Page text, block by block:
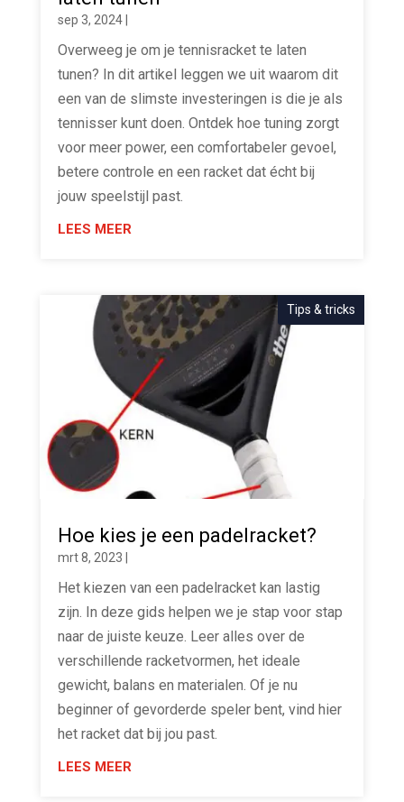
sep 3, 2024|
Overweeg je om je tennisracket te laten
tunen? In dit artikel leggen we uit waarom dit
een van de slimste investeringen is die je als
tennisser kunt doen. Ontdek hoe tuning zorgt
voor meer power, een comfortabeler gevoel,
betere controle en een racket dat écht bij
jouw speelstijl past.
LEES MEER
Hoe kies je een padelracket?
mrt 8, 2023
Tips & tricks
Het kiezen van een padelracket kan lastig
zijn. In deze gids helpen we je stap voor stap
naar de juiste keuze. Leer alles over de
verschillende racketvormen, het ideale
gewicht, balans en materialen. Of je nu
beginner of gevorderde speler bent, vind hier
het racket dat bij jou past.
LEES MEER